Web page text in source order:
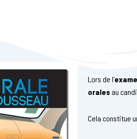
Lors de l’
oralesau
Cela constitue